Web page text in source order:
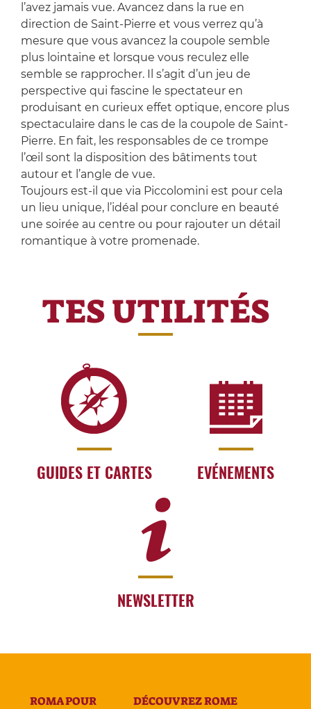
l’avez jamais vue. Avancez dans la rue en
direction de Saint-Pierre et vous verrez qu’à
mesure que vous avancez la coupole semble
plus lointaine et lorsque vous reculez elle
semble se rapprocher. Il s’agit d’un jeu de
perspective qui fascine le spectateur en
produisant en curieux effet optique, encore plus
spectaculaire dans le cas de la coupole de Saint-
Pierre. En fait, les responsables de ce trompe
l’œil sont la disposition des bâtiments tout
autour et l’angle de vue.
Toujours est-il que via Piccolomini est pour cela
un lieu unique, l’idéal pour conclure en beauté
une soirée au centre ou pour rajouter un détail
romantique à votre promenade.
TES UTILITÉS
GUIDES ET CARTES EVÉNEMENTS
NEWSLETTER
ROMA POUR DÉCOUVREZ ROME